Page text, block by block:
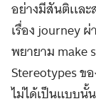
อย่างมีสันติเเล
เรื่อง journey
พยายาม make
Stereotypes ข
ไม่ได้เป็นแบบนั้